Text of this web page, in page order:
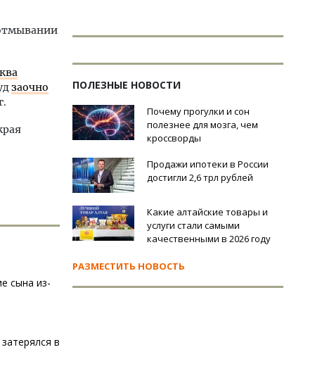
заочно
сына из-
в
ПОЛЕЗНЫЕ НОВОСТИ
Почему прогулки и сон
полезнее для мозга, чем
кроссворды
Продажи ипотеки в России
достигли 2,6 трл рублей
Какие алтайские товары и
услуги стали самыми
качественными в 2026 году
РАЗМЕСТИТЬ НОВОСТЬ